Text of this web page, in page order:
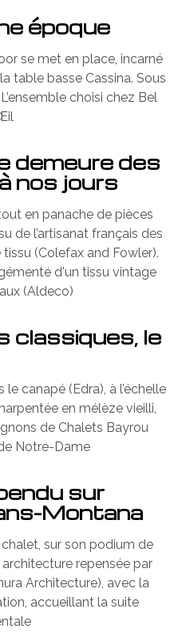
époque
demeure des
nos jours
classiques, le
sur
Montana